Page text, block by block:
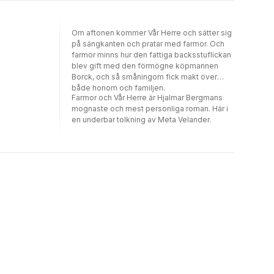
Om aftonen kommer Vår Herre och sätter sig
på sängkanten och pratar med farmor. Och
farmor minns hur den fattiga backsstuflickan
blev gift med den förmögne köpmannen
Borck, och så småningom fick makt över
både honom och familjen.
Farmor och Vår Herre är Hjalmar Bergmans
mognaste och mest personliga roman. Här i
en underbar tolkning av Meta Velander.